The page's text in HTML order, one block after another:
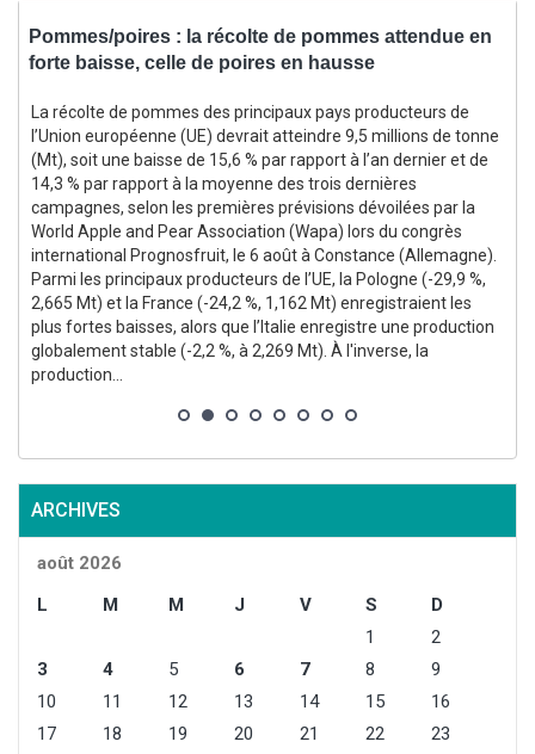
Pommes/poires : la récolte de pommes attendue en
forte baisse, celle de poires en hausse
La récolte de pommes des principaux pays producteurs de
l’Union européenne (UE) devrait atteindre 9,5 millions de tonne
(Mt), soit une baisse de 15,6 % par rapport à l’an dernier et de
14,3 % par rapport à la moyenne des trois dernières
campagnes, selon les premières prévisions dévoilées par la
World Apple and Pear Association (Wapa) lors du congrès
international Prognosfruit, le 6 août à Constance (Allemagne).
Parmi les principaux producteurs de l’UE, la Pologne (-29,9 %,
2,665 Mt) et la France (-24,2 %, 1,162 Mt) enregistraient les
plus fortes baisses, alors que l’Italie enregistre une production
globalement stable (-2,2 %, à 2,269 Mt). À l'inverse, la
production...
ARCHIVES
août 2026
L
M M J V S
D
1
2
3
4 5 6 7 8
9
10
11 12 13 14 15
16
17
18 19 20 21 22
23